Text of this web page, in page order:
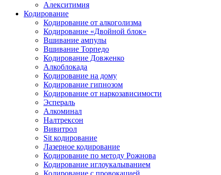
Алекситимия
Кодирование
Кодирование от алкоголизма
Кодирование «Двойной блок»
Вшивание ампулы
Вшивание Торпедо
Кодирование Довженко
Алкоблокада
Кодирование на дому
Кодирование гипнозом
Кодирование от наркозависимости
Эспераль
Алкоминал
Налтрексон
Вивитрол
Sit кодирование
Лазерное кодирование
Кодирование по методу Рожнова
Кодирование иглоукалыванием
Кодирование с провокацией